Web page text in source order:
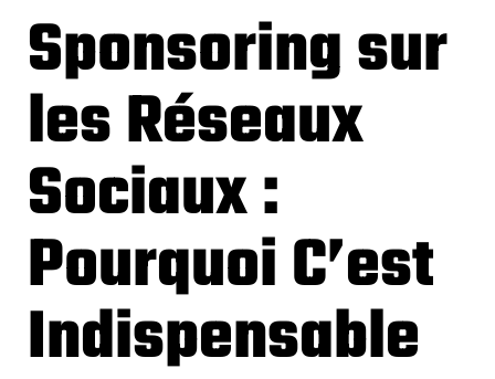
Sponsoring sur
les Réseaux
Sociaux :
Pourquoi C’est
Indispensable